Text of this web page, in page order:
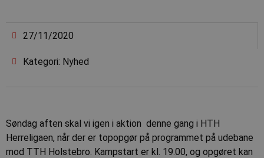
27/11/2020
Kategori: Nyhed
Søndag aften skal vi igen i aktion  denne gang i HTH
Herreligaen, når der er topopgør på programmet på udebane
mod TTH Holstebro. Kampstart er kl. 19.00, og opgøret kan